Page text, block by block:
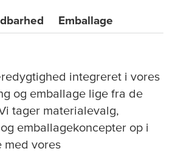
Emballage
integreret i vores
og emballage lige fra de
tager materialevalg,
emballagekoncepter op i
vores